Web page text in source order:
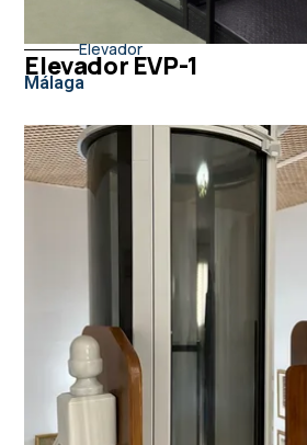
Elevador
Elevador EVP-1
Málaga